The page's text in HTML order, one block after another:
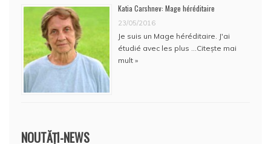
Katia Carshnev: Mage héréditaire
23/05/2016
Je suis un Mage héréditaire. J'ai
étudié avec les plus …Citește mai
mult »
NOUTĂȚI-NEWS